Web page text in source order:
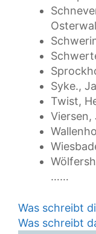
Syke.,
Twist,
Viersen,
……
Was schreibt
Was schreibt